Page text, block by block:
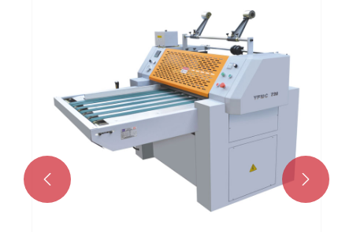
न्यू एसएटीआर साओ पाउलो, ब्राज़ील में
एक्सपोप्रिंट 2026 में भाग लेता है - कोर
उपकरण देखने के लिए बूथ ए-10-150 पर जाएँ
 